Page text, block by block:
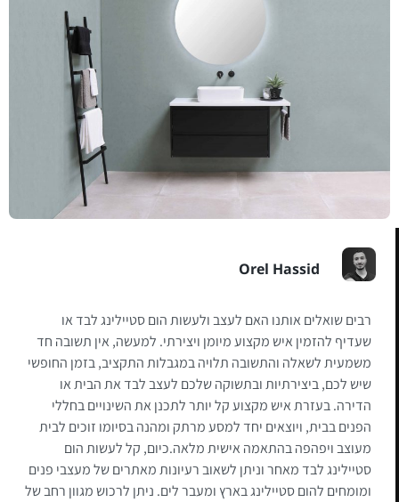
Orel Hassid
רבים שואלים אותנו האם לעצב ולעשות הום סטיילינג לבד או
שעדיף להזמין איש מקצוע מיומן ויצירתי. למעשה, אין תשובה חד
משמעית לשאלה והתשובה תלויה במגבלות התקציב, בזמן החופשי
שיש לכם, ביצירתיות ובתשוקה שלכם לעצב לבד את הבית או
הדירה. בעזרת איש מקצוע קל יותר לתכנן את השינויים בחללי
הפנים בבית, ויוצאים יחד למסע מרתק ומהנה בסיומו זוכים לבית
מעוצב ויפהפה בהתאמה אישית מלאה.כיום, קל לעשות הום
סטיילינג לבד מאחר וניתן לשאוב רעיונות מאתרים של מעצבי פנים
ומומחים להום סטיילינג בארץ ומעבר לים. ניתן לרכוש מגוון רחב של